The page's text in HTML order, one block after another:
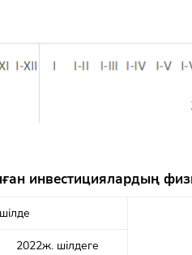
инвестициялардың
2022ж. шілдеге